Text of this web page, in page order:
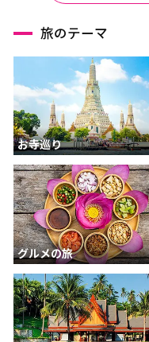
旅のテーマ
お寺巡り
グルメの旅